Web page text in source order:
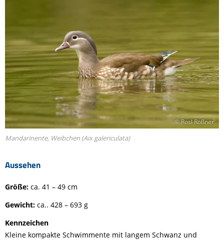
Aussehen
© Rosl Rößner
Mandarinente, Weibchen (Aix galericulata)
Größe: ca. 41 – 49 cm
Gewicht: ca.. 428 – 693 g
Kennzeichen
Kleine kompakte Schwimmente mit langem Schwanz und